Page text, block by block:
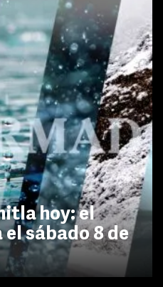
hoy: el
sábado 8 de